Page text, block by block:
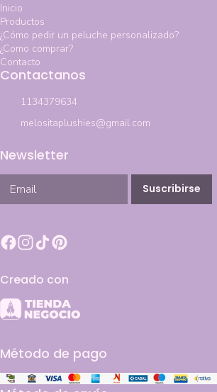
Inicio
Productos
¿Cómo pedir un peluche personalizado?
¿Como comprar?
Contacto
Contactanos
1134379634
melositaplushies@gmail.com
Newsletter
Suscribirse
Creado con
Método de pago